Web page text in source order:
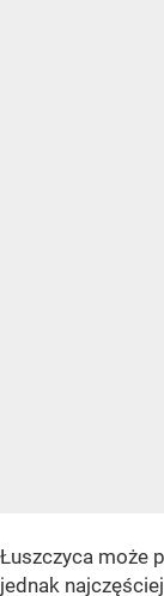
Łuszczyca może
jednak